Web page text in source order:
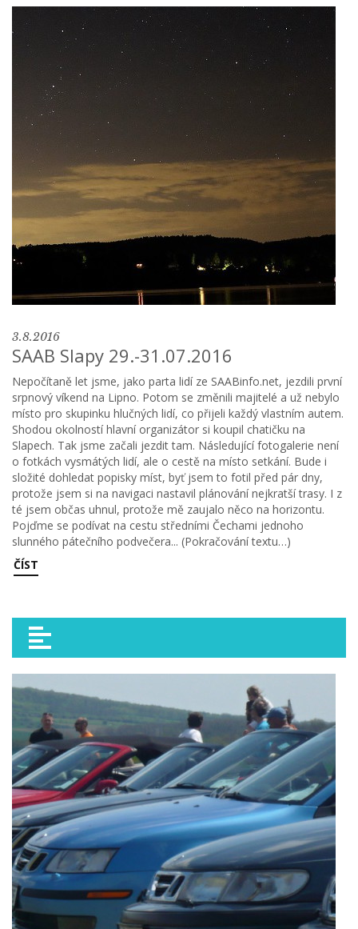
3.8.2016
SAAB Slapy 29.-31.07.2016
Nepočítaně let jsme, jako parta lidí ze SAABinfo.net, jezdili první
srpnový víkend na Lipno. Potom se změnili majitelé a už nebylo
místo pro skupinku hlučných lidí, co přijeli každý vlastním autem.
Shodou okolností hlavní organizátor si koupil chatičku na
Slapech. Tak jsme začali jezdit tam. Následující fotogalerie není
o fotkách vysmátých lidí, ale o cestě na místo setkání. Bude i
složité dohledat popisky míst, byť jsem to fotil před pár dny,
protože jsem si na navigaci nastavil plánování nejkratší trasy. I z
té jsem občas uhnul, protože mě zaujalo něco na horizontu.
Pojďme se podívat na cestu středními Čechami jednoho
slunného pátečního podvečera... (Pokračování textu…)
ČÍST